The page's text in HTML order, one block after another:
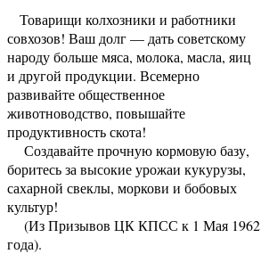
Товарищи колхозники и работники
совхозов! Ваш долг — дать советскому
народу больше мяса, молока, масла, яиц
и другой продукции. Всемерно
развивайте общественное
животноводство, повышайте
продуктивность скота!
Создавайте прочную кормовую базу,
боритесь за высокие урожаи кукурузы,
сахарной свеклы, моркови и бобовых
культур!
(Из Призывов ЦК КПСС к 1 Мая 1962
года).